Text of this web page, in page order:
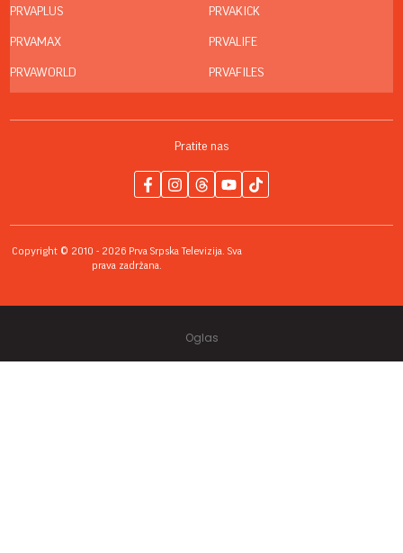
PRVAPLUS
PRVAMAX
PRVAWORLD
PRVAKICK
PRVALIFE
PRVAFILES
Pratite nas
Copyright © 2010 - 2026 Prva Srpska Televizija. Sva
prava zadržana.